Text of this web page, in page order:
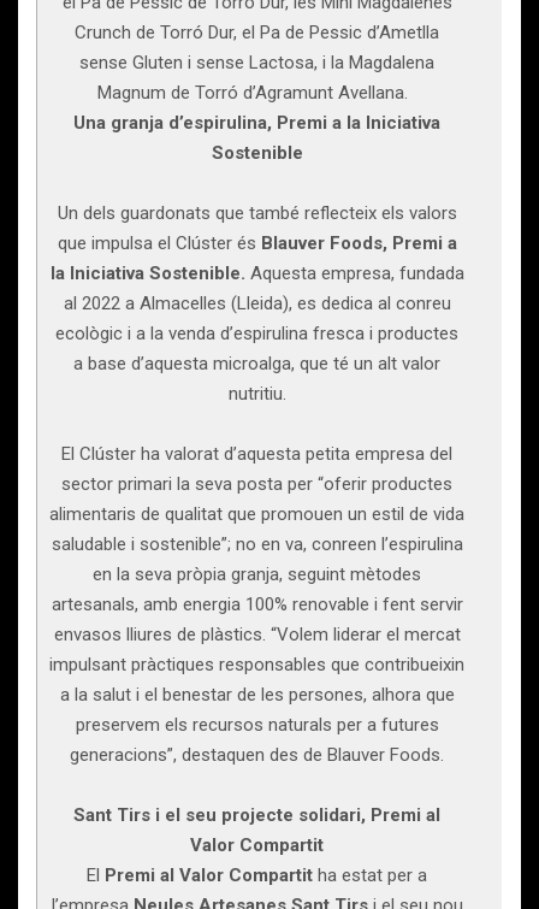
Crunch de Torró Dur, el Pa de Pessic d’Ametlla
sense Gluten i sense Lactosa, i la Magdalena
Magnum de Torró d’Agramunt Avellana.
Una granja d’espirulina, Premi a la Iniciativa
Sostenible
Un dels guardonats que també reflecteix els valors
que impulsa el Clúster és Blauver Foods, Premi a
la Iniciativa Sostenible. Aquesta empresa, fundada
al 2022 a Almacelles (Lleida), es dedica al conreu
ecològic i a la venda d’espirulina fresca i productes
a base d’aquesta microalga, que té un alt valor
nutritiu.
El Clúster ha valorat d’aquesta petita empresa del
sector primari la seva posta per “oferir productes
alimentaris de qualitat que promouen un estil de vida
saludable i sostenible”; no en va, conreen l’espirulina
en la seva pròpia granja, seguint mètodes
artesanals, amb energia 100% renovable i fent servir
envasos lliures de plàstics. “Volem liderar el mercat
impulsant pràctiques responsables que contribueixin
a la salut i el benestar de les persones, alhora que
preservem els recursos naturals per a futures
generacions”, destaquen des de Blauver Foods.
Sant Tirs i el seu projecte solidari, Premi al
Valor Compartit
El Premi al Valor Compartit ha estat per a